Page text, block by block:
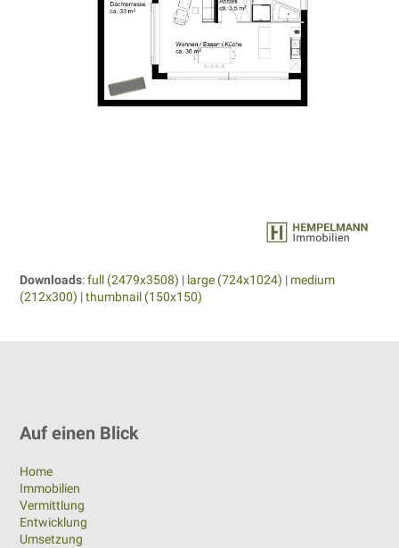
Downloads:full (2479x3508) | large (724x1024) | medium
(212x300) |thumbnail (150x150)
Auf einen Blick
Home
Immobilien
Vermittlung
Entwicklung
Umsetzung